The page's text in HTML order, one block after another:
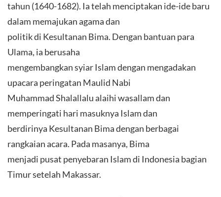
tahun (1640-1682). Ia telah menciptakan ide-ide baru
dalam memajukan agama dan
politik di Kesultanan Bima. Dengan bantuan para
Ulama, ia berusaha
mengembangkan syiar Islam dengan mengadakan
upacara peringatan Maulid Nabi
Muhammad Shalallalu alaihi wasallam dan
memperingati hari masuknya Islam dan
berdirinya Kesultanan Bima dengan berbagai
rangkaian acara. Pada masanya, Bima
menjadi pusat penyebaran Islam di Indonesia bagian
Timur setelah Makassar.